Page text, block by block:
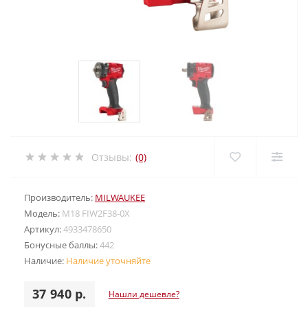
Отзывы: (0)
Производитель: MILWAUKEE
Модель: M18 FIW2F38-0X
Артикул:4933478650
Бонусные баллы:442
Наличие: Наличие уточняйте
37 940 р. Нашли дешевле?